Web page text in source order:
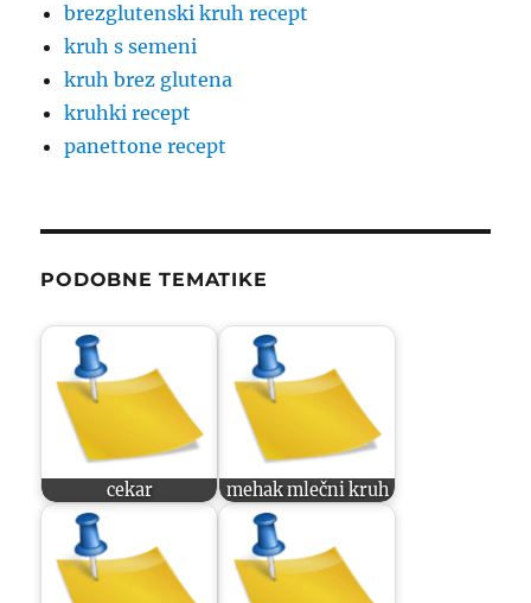
brezglutenski kruh recept
kruh s semeni
kruh brez glutena
kruhki recept
panettone recept
PODOBNE TEMATIKE
cekar mehak mlečni kruh